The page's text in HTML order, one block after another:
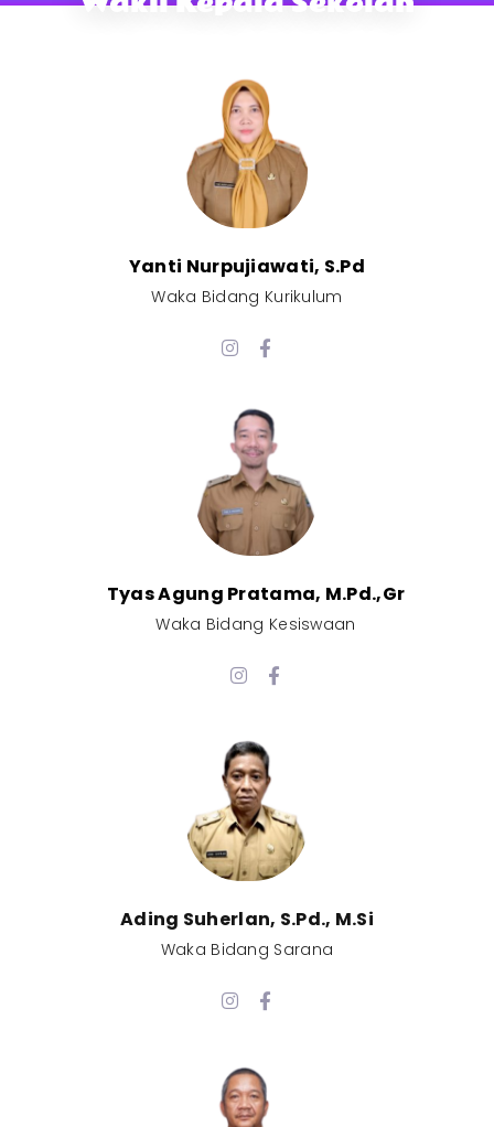
Yanti Nurpujiawati, S.Pd
Waka Bidang Kurikulum
Tyas Agung Pratama, M.Pd.,Gr​
Waka Bidang Kesiswaan​
Ading Suherlan, S.Pd., M.Si​
Waka Bidang Sarana​